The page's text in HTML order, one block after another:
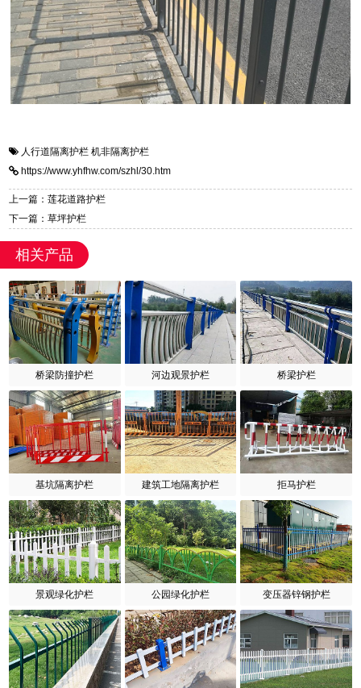
人行道隔离护栏 机非隔离护栏
https://www.yhfhw.com/szhl/30.htm
上一篇：莲花道路护栏
下一篇：草坪护栏
相关产品
桥梁防撞护栏 河边观景护栏 桥梁护栏
基坑隔离护栏 建筑工地隔离护栏 拒马护栏
景观绿化护栏 公园绿化护栏 变压器锌钢护栏